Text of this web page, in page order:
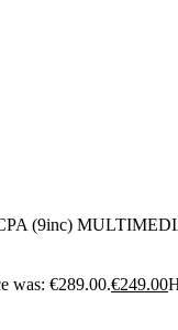
(9inc)
was: €289.00.€249.00